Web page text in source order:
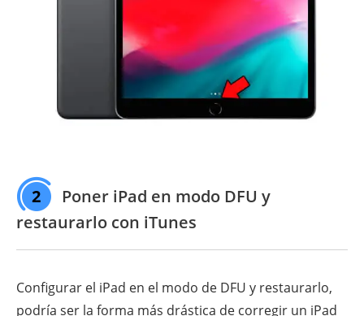
2
Poner iPad en modo DFU y
restaurarlo con iTunes
Configurar el iPad en el modo de DFU y restaurarlo,
podría ser la forma más drástica de corregir un iPad